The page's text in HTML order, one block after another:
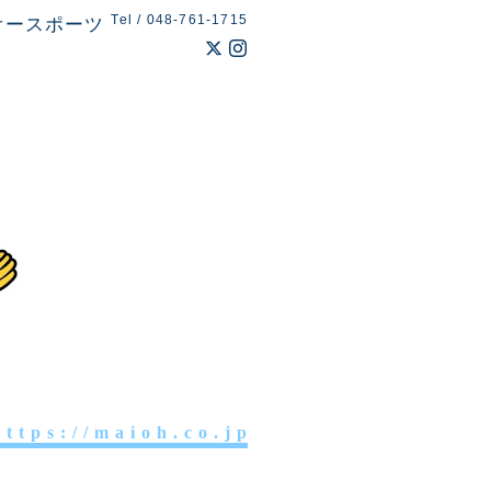
ースポーツ Tel / 048-761-1715
t t p s : / / m a i o h . c o . j p